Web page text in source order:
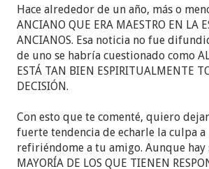
Hace alrededor de un año, más o
ANCIANO QUE ERA MAESTRO EN LA
ANCIANOS. Esa noticia no fue
de uno se habría cuestionado como
ESTÁ TAN BIEN ESPIRITUALMENTE
DECISIÓN.
Con esto que te comenté, quiero
fuerte tendencia de echarle la culpa
refiriéndome a tu amigo. Aunque hay
MAYORÍA DE LOS QUE TIENEN